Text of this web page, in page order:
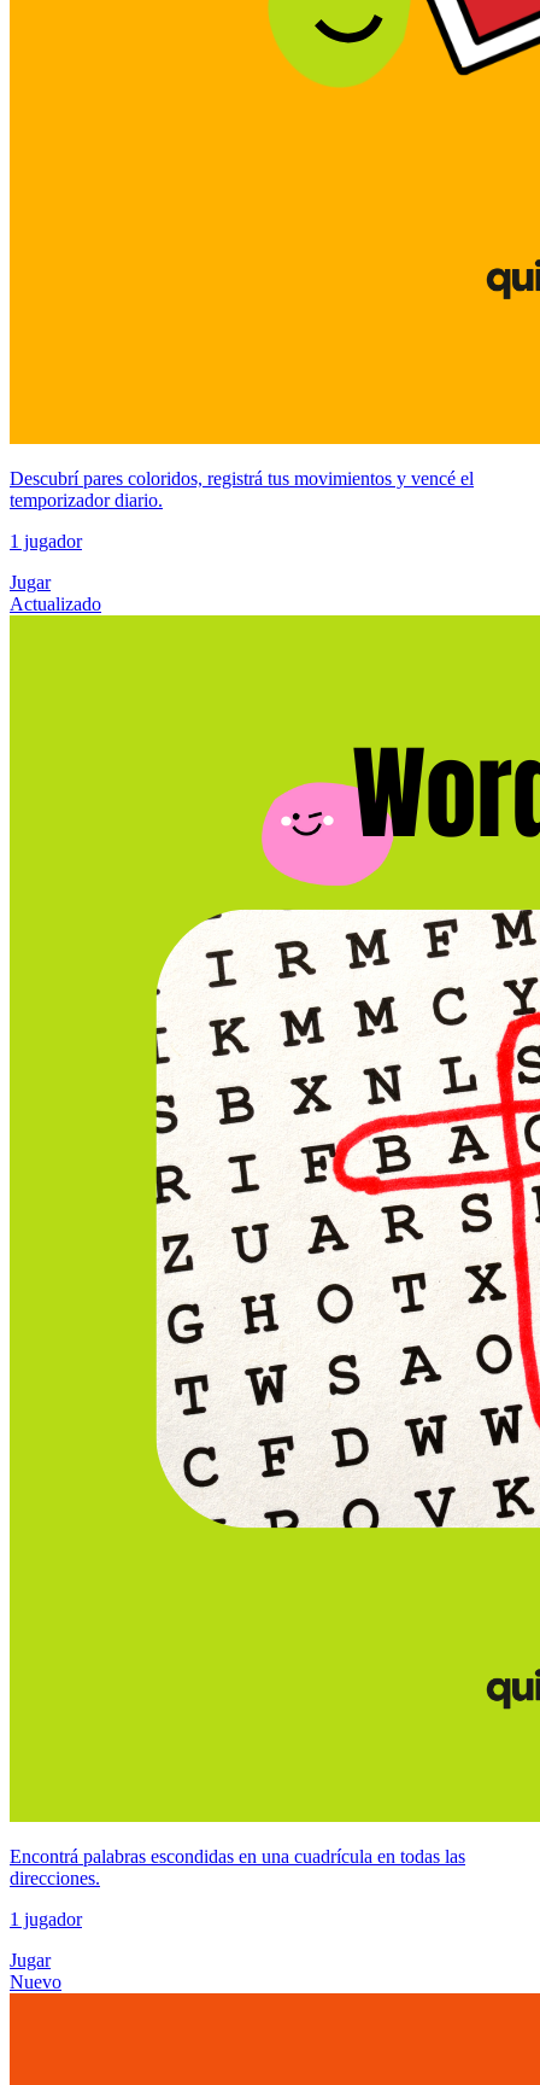
Descubrí pares coloridos, registrá tus movimientos y vencé el
temporizador diario.
1 jugador
Jugar
Actualizado
Encontrá palabras escondidas en una cuadrícula en todas las
direcciones.
1 jugador
Jugar
Nuevo